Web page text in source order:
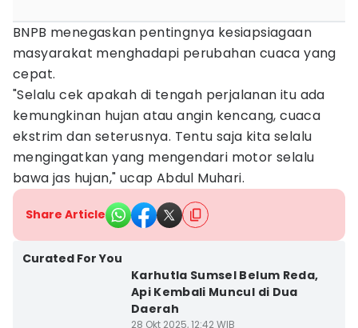
BNPB menegaskan pentingnya kesiapsiagaan
masyarakat menghadapi perubahan cuaca yang
cepat.
"Selalu cek apakah di tengah perjalanan itu ada
kemungkinan hujan atau angin kencang, cuaca
ekstrim dan seterusnya. Tentu saja kita selalu
mengingatkan yang mengendari motor selalu
bawa jas hujan," ucap Abdul Muhari.
Share Article
Curated For You
Karhutla Sumsel Belum Reda,
Api Kembali Muncul di Dua
Daerah
28 Okt 2025, 12:42 WIB